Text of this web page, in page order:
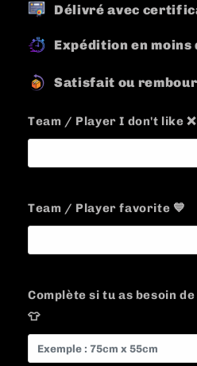
Délivré avec
Expédition en moins
Satisfait ou
Team / Player I don't like ❌
Team / Player favorite 💙
Complète si tu as besoin
👕